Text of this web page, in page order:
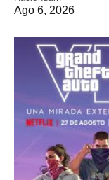
Ago 6, 2026